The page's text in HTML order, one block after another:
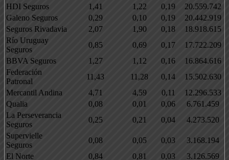
HDI Seguros
1,41 1,22 0,19
20.559.742
Galeno Seguros
0,29 0,10 0,19
20.442.919
Seguros Rivadavia
2,07 1,90 0,18
18.918.615
Río Uruguay
Seguros
0,85 0,69 0,17
17.722.209
BBVA Seguros
1,27 1,12 0,16
16.864.616
Federación
Patronal
11,43 11,28 0,14
15.502.630
Mercantil Andina
4,71 4,59 0,11
12.296.533
Qualia
0,08 0,01 0,06
6.761.459
La Perseverancia
Seguros
0,25 0,21 0,04
4.273.520
Supervielle
Seguros
0,08 0,05 0,03
3.168.194
El Norte
0,84 0,81 0,03 3.126.569